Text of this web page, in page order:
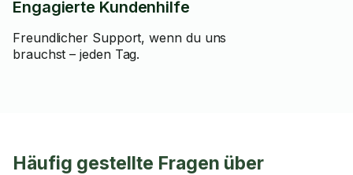
Engagierte Kundenhilfe
Freundlicher Support, wenn du uns
brauchst – jeden Tag.
Häufig gestellte Fragen über